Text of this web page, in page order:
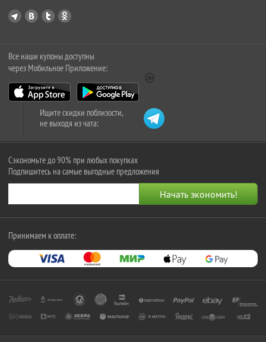
Все наши купоны доступны
через Мобильное Приложение:
Ищите скидки поблизости,
не выходя из чата:
Сэкономьте до 90% при любых покупках
Подпишитесь на самые выгодные предложения
Принимаем к оплате: